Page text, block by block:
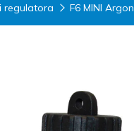
regulatora
F6 MINI Argon